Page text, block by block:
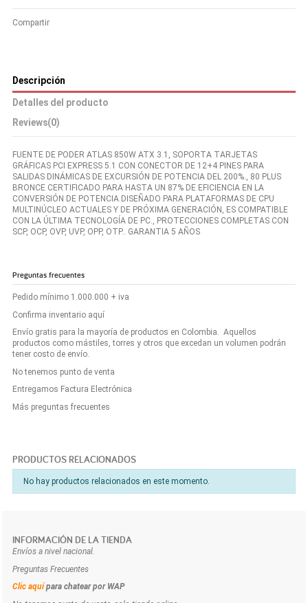
Compartir
Descripción
Detalles del producto
Reviews(0)
FUENTE DE PODER ATLAS 850W ATX 3.1, SOPORTA TARJETAS
GRÁFICAS PCI EXPRESS 5.1 CON CONECTOR DE 12+4 PINES PARA
SALIDAS DINÁMICAS DE EXCURSIÓN DE POTENCIA DEL 200%., 80 PLUS
BRONCE CERTIFICADO PARA HASTA UN 87% DE EFICIENCIA EN LA
CONVERSIÓN DE POTENCIA.DISEÑADO PARA PLATAFORMAS DE CPU
MULTINÚCLEO ACTUALES Y DE PRÓXIMA GENERACIÓN, ES COMPATIBLE
CON LA ÚLTIMA TECNOLOGÍA DE PC., PROTECCIONES COMPLETAS CON
SCP, OCP, OVP, UVP, OPP, OTP.. GARANTIA 5 AÑOS
Preguntas frecuentes
Pedido mínimo 1.000.000 + iva
Confirma inventario aquí
Envío gratis para la mayoría de productos en Colombia. Aquellos
productos como mástiles, torres y otros que excedan un volumen podrán
tener costo de envío.
No tenemos punto de venta
Entregamos Factura Electrónica
Más preguntas frecuentes
PRODUCTOS RELACIONADOS
No hay productos relacionados en este momento.
INFORMACIÓN DE LA TIENDA
Envíos a nivel nacional.
Preguntas Frecuentes
Clic aquí para chatear por WAP